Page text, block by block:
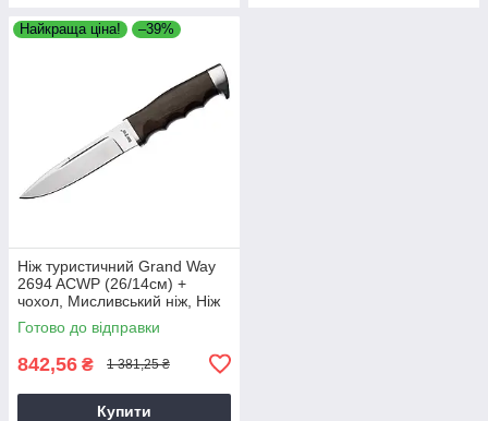
Найкраща ціна! –39%
Ніж туристичний Grand Way
2694 ACWP (26/14см) +
чохол, Мисливський ніж, Ніж
нескладний, Туристичний ніж
Готово до відправки
842,56 ₴ 1 381,25 ₴
Купити